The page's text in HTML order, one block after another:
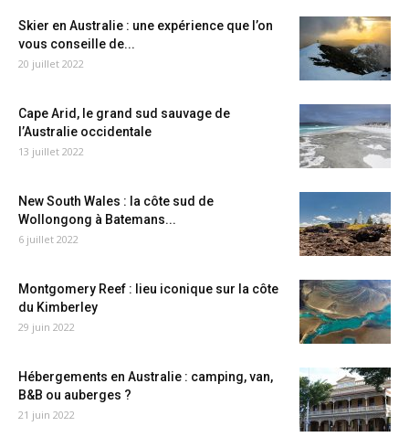
Skier en Australie : une expérience que l’on
vous conseille de...
20 juillet 2022
Cape Arid, le grand sud sauvage de
l’Australie occidentale
13 juillet 2022
New South Wales : la côte sud de
Wollongong à Batemans...
6 juillet 2022
Montgomery Reef : lieu iconique sur la côte
du Kimberley
29 juin 2022
Hébergements en Australie : camping, van,
B&B ou auberges ?
21 juin 2022